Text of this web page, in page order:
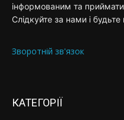
інформованим та приймати
Слідкуйте за нами і будьте
Зворотній зв'язок
КАТЕГОРІЇ